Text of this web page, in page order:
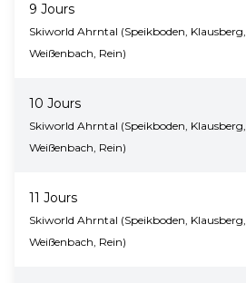
9 Jours
Skiworld Ahrntal (Speikboden, Klausberg,
Weißenbach, Rein)
10 Jours
Skiworld Ahrntal (Speikboden, Klausberg,
Weißenbach, Rein)
11 Jours
Skiworld Ahrntal (Speikboden, Klausberg,
Weißenbach, Rein)